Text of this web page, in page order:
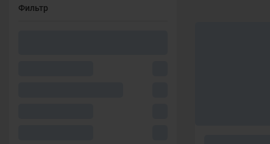
Фильтр